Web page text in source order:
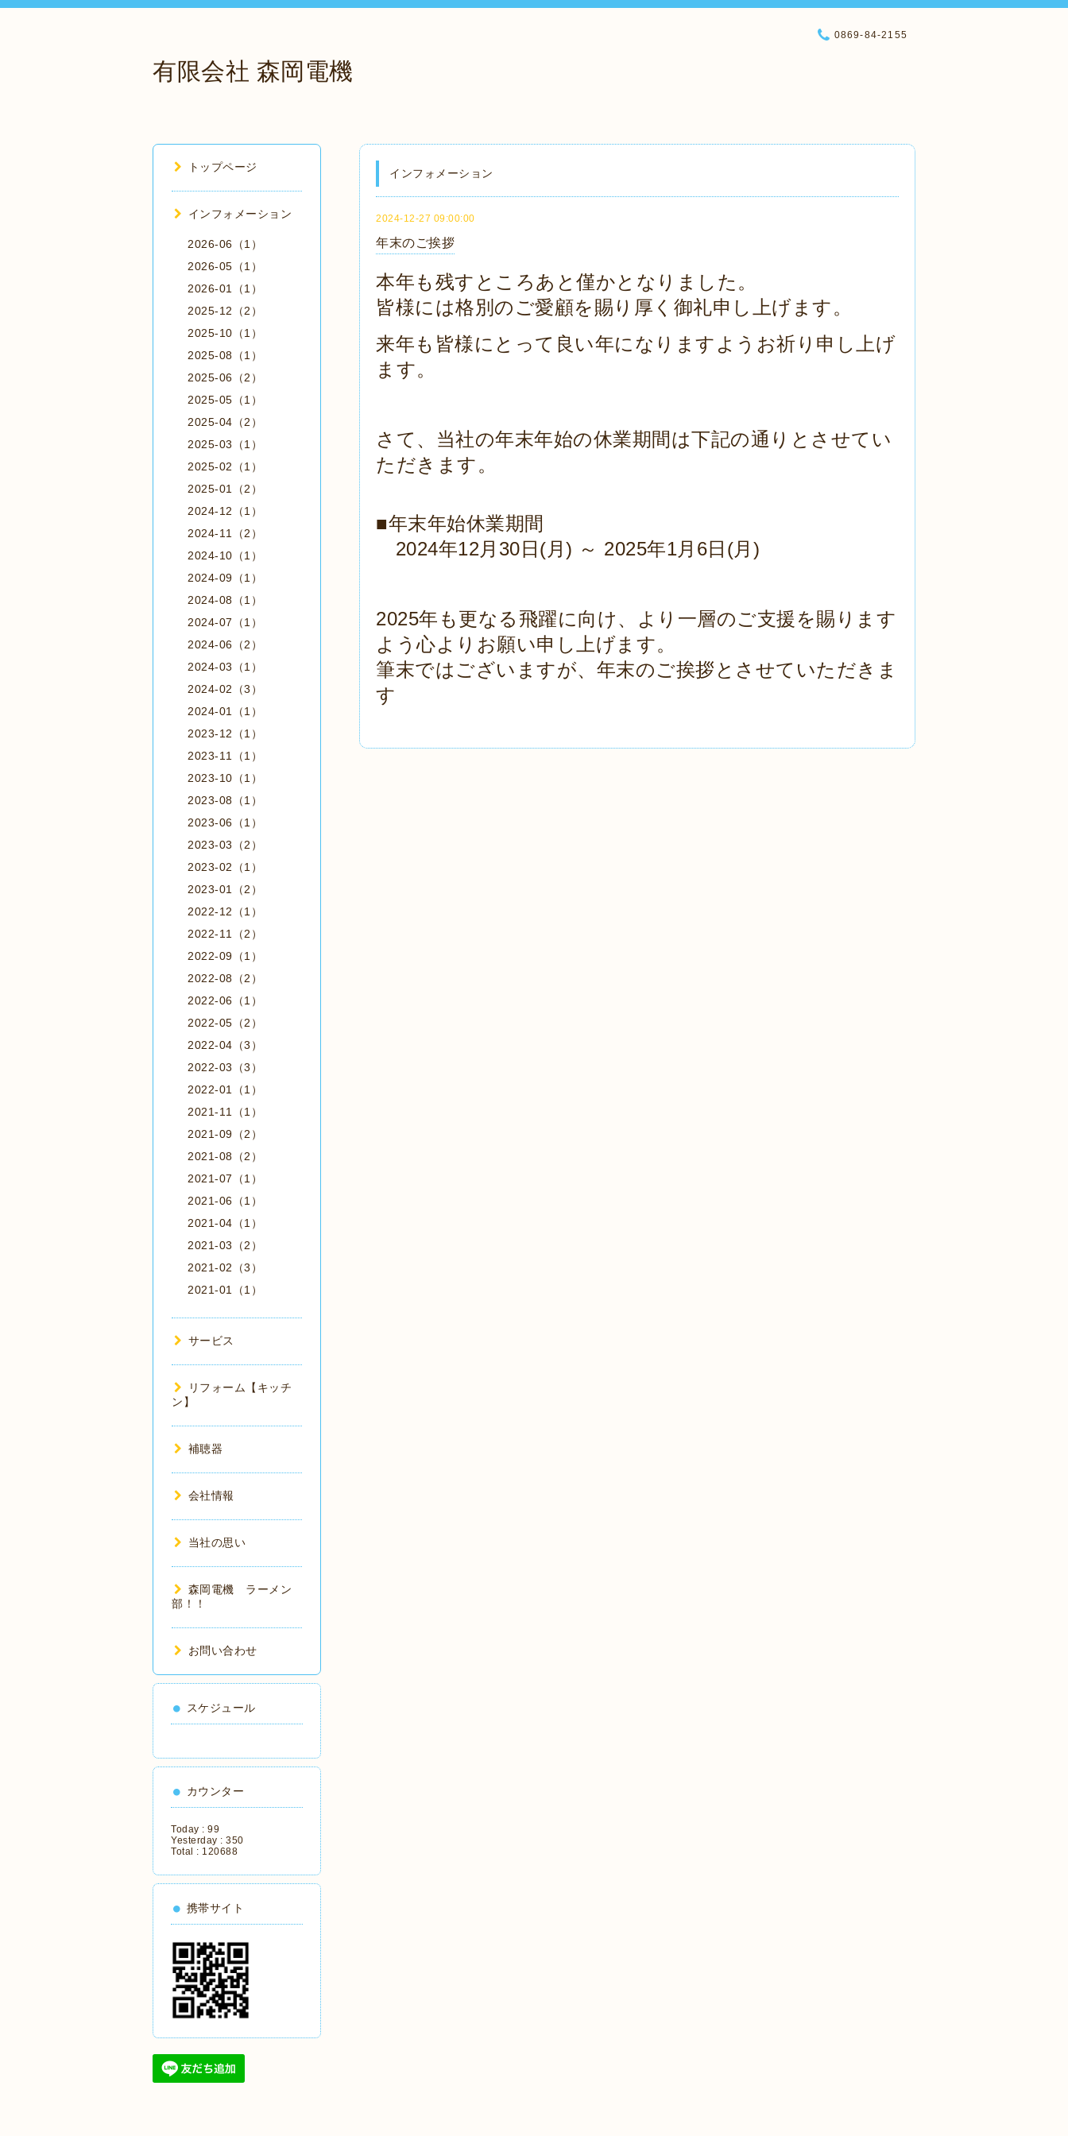
有限会社 森岡電機
0869-84-2155
インフォメーション
2024-12-27 09:00:00
年末のご挨拶
本年も残すところあと僅かとなりました。
皆様には格別のご愛顧を賜り厚く御礼申し上げます。
来年も皆様にとって良い年になりますようお祈り申し上げ
ます。
さて、当社の年末年始の休業期間は下記の通りとさせてい
ただきます。
■年末年始休業期間
2024年12月30日(月) ～ 2025年1月6日(月)
2025年も更なる飛躍に向け、より一層のご支援を賜ります
よう心よりお願い申し上げます。
筆末ではございますが、年末のご挨拶とさせていただきま
す
トップページ
インフォメーション
2026-06（1）
2026-05（1）
2026-01（1）
2025-12（2）
2025-10（1）
2025-08（1）
2025-06（2）
2025-05（1）
2025-04（2）
2025-03（1）
2025-02（1）
2025-01（2）
2024-12（1）
2024-11（2）
2024-10（1）
2024-09（1）
2024-08（1）
2024-07（1）
2024-06（2）
2024-03（1）
2024-02（3）
2024-01（1）
2023-12（1）
2023-11（1）
2023-10（1）
2023-08（1）
2023-06（1）
2023-03（2）
2023-02（1）
2023-01（2）
2022-12（1）
2022-11（2）
2022-09（1）
2022-08（2）
2022-06（1）
2022-05（2）
2022-04（3）
2022-03（3）
2022-01（1）
2021-11（1）
2021-09（2）
2021-08（2）
2021-07（1）
2021-06（1）
2021-04（1）
2021-03（2）
2021-02（3）
2021-01（1）
サービス
リフォーム【キッチ
ン】
補聴器
会社情報
当社の思い
森岡電機 ラーメン
部！！
お問い合わせ
スケジュール
カウンター
Today : 99
Yesterday : 350
Total : 120688
携帯サイト